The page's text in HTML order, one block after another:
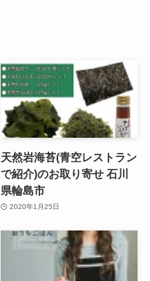
天然岩海苔(青空レストラン
で紹介)のお取り寄せ 石川
県輪島市
2020年1月25日